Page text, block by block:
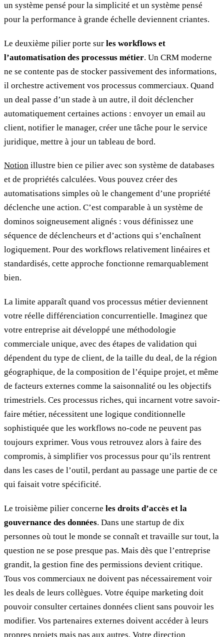
un système pensé pour la simplicité et un système pensé
pour la performance à grande échelle deviennent criantes.
Le deuxième pilier porte sur les workflows et
l’automatisation des processus métier. Un CRM moderne
ne se contente pas de stocker passivement des informations,
il orchestre activement vos processus commerciaux. Quand
un deal passe d’un stade à un autre, il doit déclencher
automatiquement certaines actions : envoyer un email au
client, notifier le manager, créer une tâche pour le service
juridique, mettre à jour un tableau de bord.
Notion illustre bien ce pilier avec son système de databases
et de propriétés calculées. Vous pouvez créer des
automatisations simples où le changement d’une propriété
déclenche une action. C’est comparable à un système de
dominos soigneusement alignés : vous définissez une
séquence de déclencheurs et d’actions qui s’enchaînent
logiquement. Pour des workflows relativement linéaires et
standardisés, cette approche fonctionne remarquablement
bien.
La limite apparaît quand vos processus métier deviennent
votre réelle différenciation concurrentielle. Imaginez que
votre entreprise ait développé une méthodologie
commerciale unique, avec des étapes de validation qui
dépendent du type de client, de la taille du deal, de la région
géographique, de la composition de l’équipe projet, et même
de facteurs externes comme la saisonnalité ou les objectifs
trimestriels. Ces processus riches, qui incarnent votre savoir-
faire métier, nécessitent une logique conditionnelle
sophistiquée que les workflows no-code ne peuvent pas
toujours exprimer. Vous vous retrouvez alors à faire des
compromis, à simplifier vos processus pour qu’ils rentrent
dans les cases de l’outil, perdant au passage une partie de ce
qui faisait votre spécificité.
Le troisième pilier concerne les droits d’accès et la
gouvernance des données. Dans une startup de dix
personnes où tout le monde se connaît et travaille sur tout, la
question ne se pose presque pas. Mais dès que l’entreprise
grandit, la gestion fine des permissions devient critique.
Tous vos commerciaux ne doivent pas nécessairement voir
les deals de leurs collègues. Votre équipe marketing doit
pouvoir consulter certaines données client sans pouvoir les
modifier. Vos partenaires externes doivent accéder à leurs
propres projets mais pas aux autres. Votre direction